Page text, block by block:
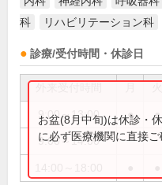
科
リハビリテーション科
診療/受付時間・休診日
9:00～13:00 ● ●
9:00～14:00
お盆(8月中旬)は休診・
に必ず医療機関に直接ご